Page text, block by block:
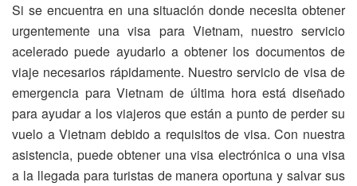
Si se encuentra en una situación donde necesita obtener
urgentemente una visa para Vietnam, nuestro servicio
acelerado puede ayudarlo a obtener los documentos de
viaje necesarios rápidamente. Nuestro servicio de visa de
emergencia para Vietnam de última hora está diseñado
para ayudar a los viajeros que están a punto de perder su
vuelo a Vietnam debido a requisitos de visa. Con nuestra
asistencia, puede obtener una visa electrónica o una visa
a la llegada para turistas de manera oportuna y salvar sus